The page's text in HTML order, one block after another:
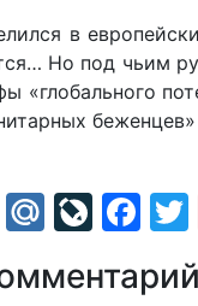
в
Но под чьим
«глобального
Mail.Ru